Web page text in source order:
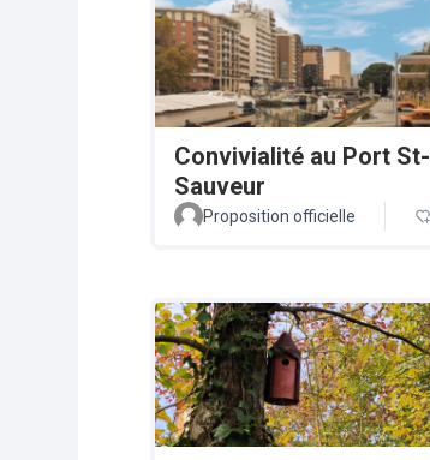
Convivialité au Port St-
Sauveur
Proposition officielle